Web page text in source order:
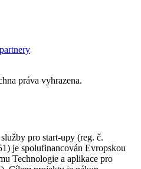
práva vyhrazena.
pro start-upy (reg. č.
je spolufinancován Evropskou
Technologie a aplikace pro